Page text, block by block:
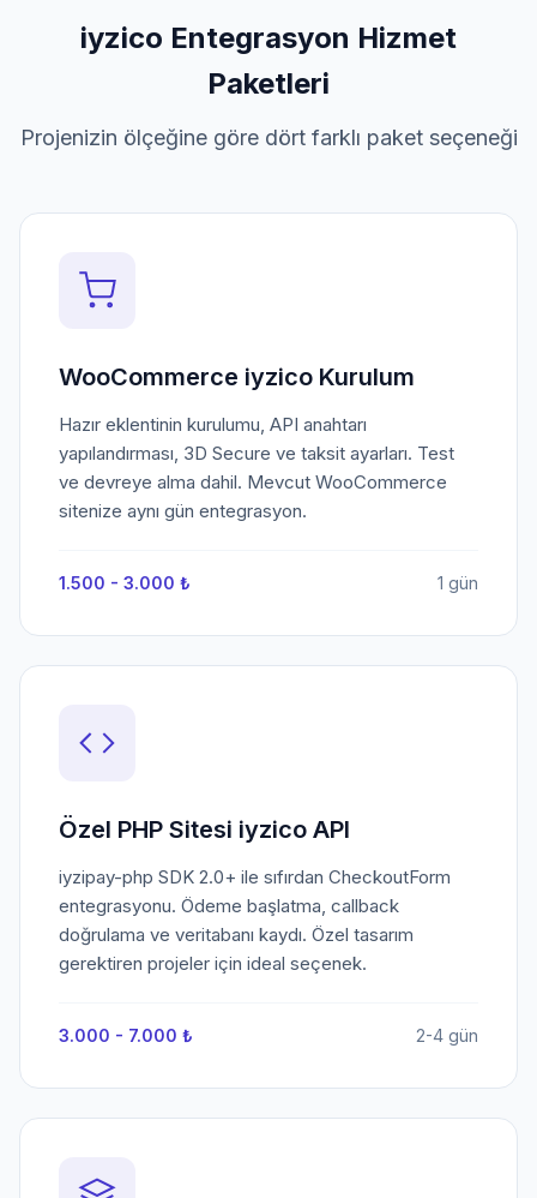
iyzico Entegrasyon Hizmet
Paketleri
Projenizin ölçeğine göre dört farklı paket seçeneği
WooCommerce iyzico Kurulum
Hazır eklentinin kurulumu, API anahtarı
yapılandırması, 3D Secure ve taksit ayarları. Test
ve devreye alma dahil. Mevcut WooCommerce
sitenize aynı gün entegrasyon.
1.500 - 3.000 ₺ 1 gün
Özel PHP Sitesi iyzico API
iyzipay-php SDK 2.0+ ile sıfırdan CheckoutForm
entegrasyonu. Ödeme başlatma, callback
doğrulama ve veritabanı kaydı. Özel tasarım
gerektiren projeler için ideal seçenek.
3.000 - 7.000 ₺ 2-4 gün